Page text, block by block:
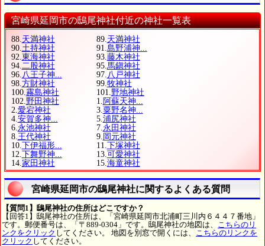
宮崎県延岡市の鴟尾神社付近の神社一覧表
88. 天満神社 89. 天満神社
90. 土持神社 91. 島野浦神...
92. 東海神社 93. 藤木神社
94. 二股神社 95. 馬鎭神社
96. 八王子神... 97. 八戸神社
98. 方財神社 99. 牧神社
100. 霧島神社 101. 野地神社
102. 野田神社 1. 阿蘇天神...
2. 愛宕神社 3. 粟野名神...
4. 安賀多神... 5. 浦尻神社
6. 永池神社 7. 永田神社
8. 王代神社 9. 岡元神社
10. 下伊福形... 11. 下塚神社
12. 下舞野神... 13. 可愛神社
14. 家田神社 15. 海童神社
宮崎県延岡市の鴟尾神社に関するよくある質問
【質問1】鴟尾神社の住所はどこですか？
【回答1】鴟尾神社の住所は、「宮崎県延岡市北浦町三川内６４４７番地」
です。郵便番号は、「〒889-0304」です。鴟尾神社の地図は、
こちらのリ
ンクをクリック してください。 地図を別窓で開くには、
こちらのリンクを
クリック してください。